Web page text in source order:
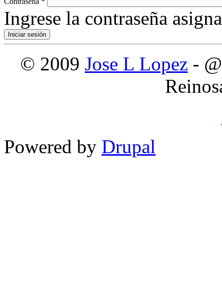
Ingrese la contraseña
© 2009 Jose L Lopez -
Powered by Drupal